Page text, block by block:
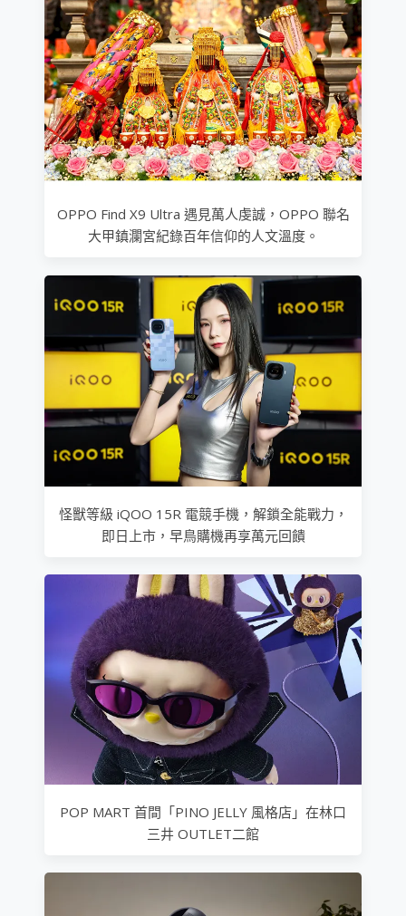
OPPO Find X9 Ultra 遇見萬人虔誠，OPPO 聯名
大甲鎮瀾宮紀錄百年信仰的人文溫度。
怪獸等級 iQOO 15R 電競手機，解鎖全能戰力，
即日上市，早鳥購機再享萬元回饋
POP MART 首間「PINO JELLY 風格店」在林口
三井 OUTLET二館